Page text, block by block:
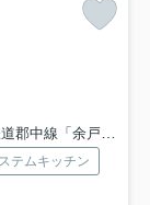
線「余戸」駅 徒歩13分
テムキッチン